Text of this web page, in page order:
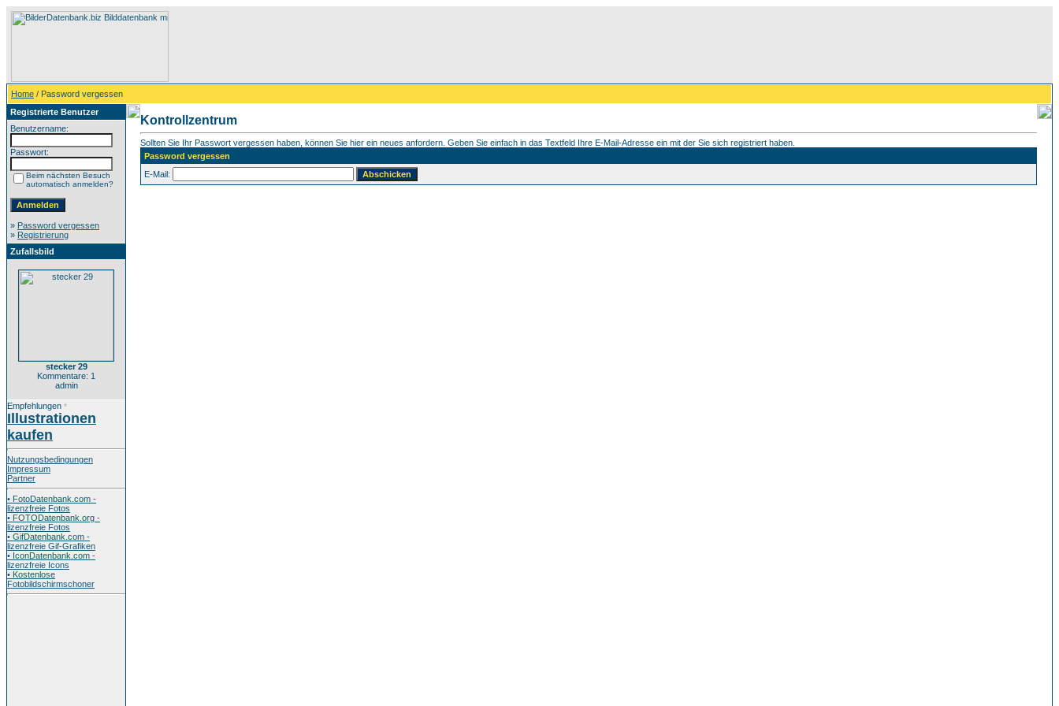
Home / Password vergessen
Registrierte Benutzer
Benutzername:
Passwort:
Beim nächsten Besuch
automatisch anmelden?
» Password vergessen
» Registrierung
Zufallsbild
stecker 29
Kommentare: 1
admin
Empfehlungen *
Illustrationen
kaufen
Nutzungsbedingungen
Impressum
Partner
• FotoDatenbank.com -
lizenzfreie Fotos
• FOTODatenbank.org -
lizenzfreie Fotos
• GifDatenbank.com -
lizenzfreie Gif-Grafiken
• IconDatenbank.com -
lizenzfreie Icons
• Kostenlose
Fotobildschirmschoner
Kontrollzentrum
Sollten Sie Ihr Passwort vergessen haben, können Sie hier ein neues anfordern. Geben Sie einfach in das Textfeld Ihre E-Mail-Adresse ein mit der Sie sich registriert haben.
Password vergessen
E-Mail: